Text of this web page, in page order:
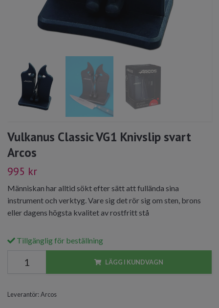
Vulkanus Classic VG1 Knivslip svart
Arcos
995 kr
Människan har alltid sökt efter sätt att fullända sina
instrument och verktyg. Vare sig det rör sig om sten, brons
eller dagens högsta kvalitet av rostfritt stå
Tillgänglig för beställning
LÄGG I KUNDVAGN
Leverantör:Arcos